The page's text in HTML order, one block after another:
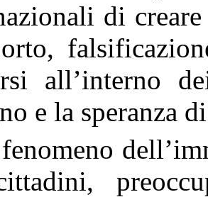
di
all’interno
e la speranza